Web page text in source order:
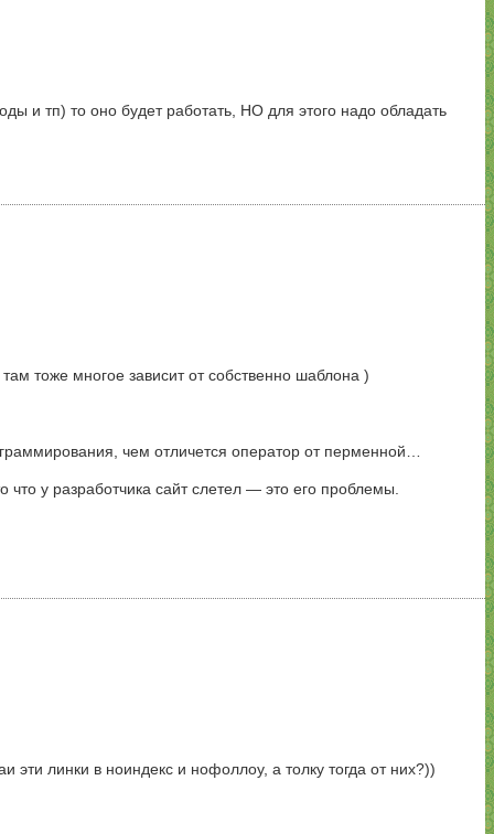
и тп) то оно будет работать, НО для этого надо обладать
тоже многое зависит от собственно шаблона )
чем отличется оператор от перменной…
у разработчика сайт слетел — это его проблемы.
линки в ноиндекс и нофоллоу, а толку тогда от них?))